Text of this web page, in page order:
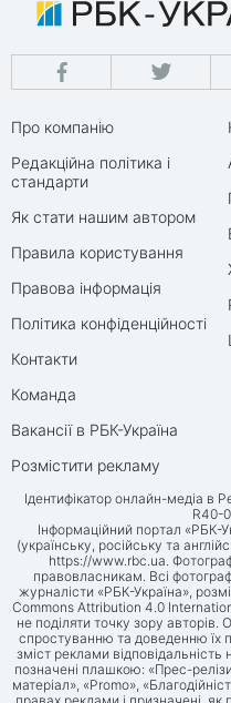
Про компанію
Редакційна політика і
стандарти
Як стати нашим автором
Правила користування
Правова інформація
Політика конфіденційності
Контакти
Команда
Вакансії в РБК-Україна
Розмістити рекламу
Ідентифікатор онлайн-медіа в
R40-
Інформаційний портал «РБК-
(українську, російську та
https://www.rbc.ua.
правовласникам. Всі
журналісти «РБК-Україна»,
Commons Attribution 4.0
не поділяти точку зору авторів.
спростуванню та доведенню їх
зміст реклами
позначені плашкою: «Прес-
матеріал», «Promo»,